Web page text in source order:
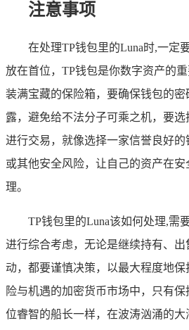
注意事项
在处理TP钱包里的Luna时,一定
放在首位，TP钱包是你数字资产的
装满宝藏的保险箱，要确保钱包的
露，避免给不法分子可乘之机，要
进行交易，就像选择一家信誉良好
或其他安全风险，让自己的资产在
理。
TP钱包里的Luna该如何处理,需
进行综合考虑，无论是继续持有、
动，都要谨慎决策，以最大程度地
险与机遇的加密货币市场中，只有
位睿智的船长一样，在波涛汹涌的